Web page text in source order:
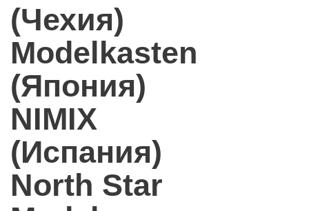
(Чехия)
Modelkasten
(Япония)
NIMIX
(Испания)
North Star